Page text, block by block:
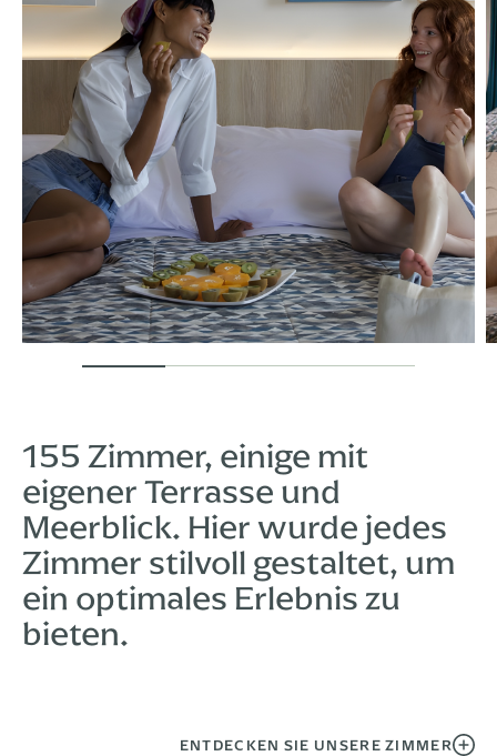
155 Zimmer, einige mit
eigener Terrasse und
Meerblick. Hier wurde jedes
Zimmer stilvoll gestaltet, um
ein optimales Erlebnis zu
bieten.
ENTDECKEN SIE UNSERE ZIMMER